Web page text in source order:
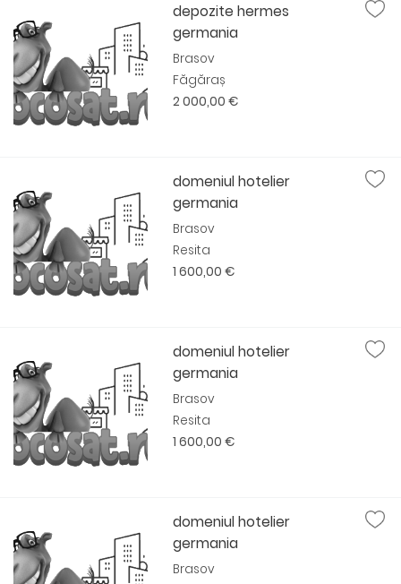
depozite hermes
germania
Brasov
Făgăraș
2 000,00 €
domeniul hotelier
germania
Brasov
Resita
1 600,00 €
domeniul hotelier
germania
Brasov
Resita
1 600,00 €
domeniul hotelier
germania
Brasov